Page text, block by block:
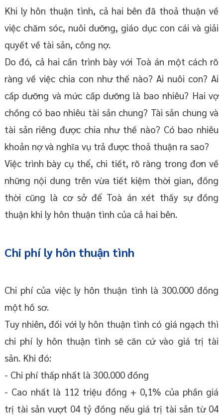
Khi ly hôn thuận tình, cả hai bên đã thoả thuận về
việc chăm sóc, nuôi dưỡng, giáo dục con cái và giải
quyết về tài sản, công nợ.
Do đó, cả hai cần trình bày với Toà án một cách rõ
ràng về việc chia con như thế nào? Ai nuôi con? Ai
cấp dưỡng và mức cấp dưỡng là bao nhiêu? Hai vợ
chồng có bao nhiêu tài sản chung? Tài sản chung và
tài sản riêng được chia như thế nào? Có bao nhiêu
khoản nợ và nghĩa vụ trả được thoả thuận ra sao?
Việc trình bày cụ thể, chi tiết, rõ ràng trong đơn về
những nội dung trên vừa tiết kiệm thời gian, đồng
thời cũng là cơ sở để Toà án xét thấy sự đồng
thuận khi ly hôn thuận tình của cả hai bên.
Chi phí ly hôn thuận tình
Chi phí của việc ly hôn thuận tình là 300.000 đồng
một hồ sơ.
Tuy nhiên, đối với ly hôn thuận tình có giá ngạch thì
chi phí ly hôn thuận tình sẽ căn cứ vào giá trị tài
sản. Khi đó:
- Chi phí thấp nhất là 300.000 đồng
- Cao nhất là 112 triệu đồng + 0,1% của phần giá
trị tài sản vượt 04 tỷ đồng nếu giá trị tài sản từ 04